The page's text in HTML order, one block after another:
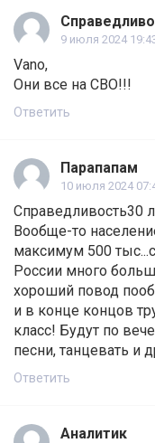
9 июля 2024
Vano,
Они все на СВО!!!
Ответить
Парапапам
10 июля 2024
Справедливость30
Вообще-то
максимум 500
России много
хороший повод
и в конце концов
класс! Будут по
песни, танцевать и
Ответить
Аналитик